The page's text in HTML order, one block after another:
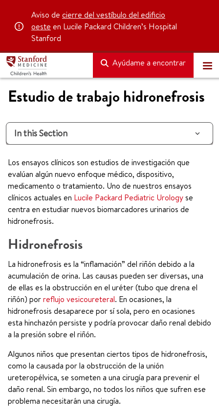
Aviso de cierre del vestíbulo del edificio
oeste en Lucile Packard Children’s Hospital
Stanford
Ayúdame a encontrar
Estudio de trabajo hidronefrosis
In this Section
Los ensayos clínicos son estudios de investigación que
evalúan algún nuevo enfoque médico, dispositivo,
medicamento o tratamiento. Uno de nuestros ensayos
clínicos actuales en Lucile Packard Pediatric Urology se
centra en estudiar nuevos biomarcadores urinarios de
hidronefrosis.
Hidronefrosis
La hidronefrosis es la “inflamación” del riñón debido a la
acumulación de orina. Las causas pueden ser diversas, una
de ellas es la obstrucción en el uréter (tubo que drena el
riñón) porreflujo vesicoureteral. En ocasiones, la
hidronefrosis desaparece por sí sola, pero en ocasiones
esta hinchazón persiste y podría provocar daño renal debido
a la presión sobre el riñón.
Algunos niños que presentan ciertos tipos de hidronefrosis,
como la causada por la obstrucción de la unión
ureteropélvica, se someten a una cirugía para prevenir el
daño renal. Sin embargo, no todos los niños que sufren ese
problema necesitarán una cirugía.